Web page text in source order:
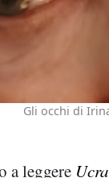
Gli occhi di
a leggere